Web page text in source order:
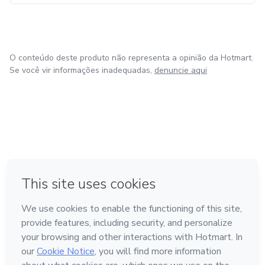
O conteúdo deste produto não representa a opinião da Hotmart.
Se você vir informações inadequadas, denuncie aqui
Feito com ❤ na Cidade do México
Conheça a Hotmart